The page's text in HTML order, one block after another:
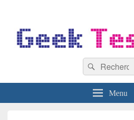
Recherche :
Rechercher
Menu